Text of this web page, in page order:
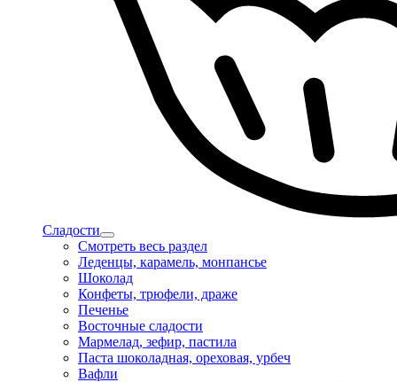
Сладости
Смотреть весь раздел
Леденцы, карамель, монпансье
Шоколад
Конфеты, трюфели, драже
Печенье
Восточные сладости
Мармелад, зефир, пастила
Паста шоколадная, ореховая, урбеч
Вафли